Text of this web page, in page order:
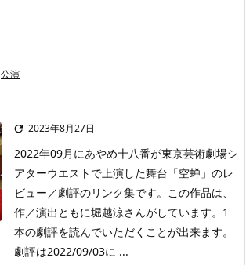
公演
 2023年8月27日
2022年09月にあやめ十八番が東京芸術劇場シ
アターウエストで上演した舞台「空蝉」のレ
ビュー／劇評のリンク集です。この作品は、
作／演出ともに堀越涼さんがしています。1
本の劇評を読んでいただくことが出来ます。
劇評は2022/09/03に ...